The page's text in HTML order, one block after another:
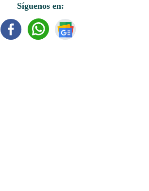
Síguenos en: